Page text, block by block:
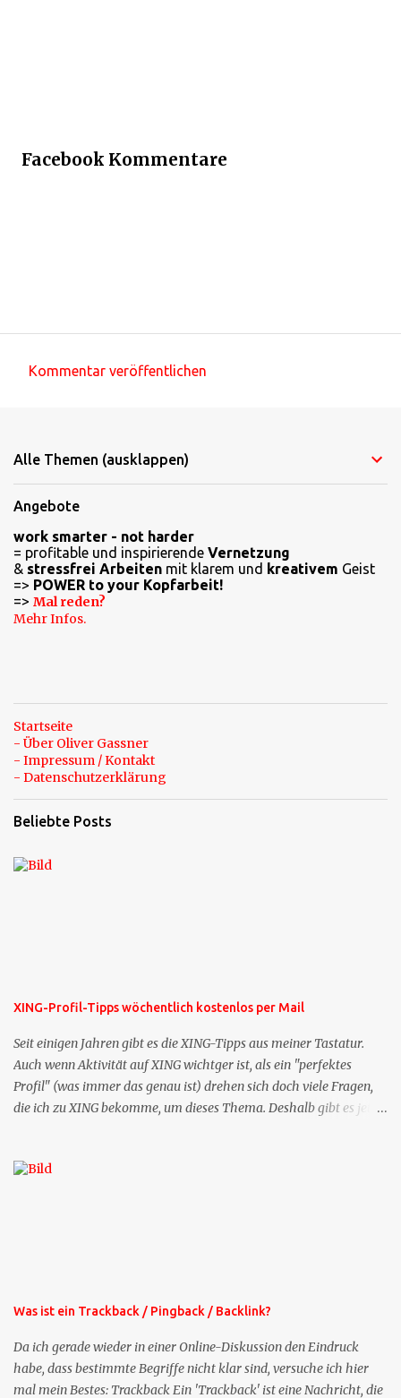
Facebook Kommentare
m
n
t
a
r
e
Kommentar veröffentlichen
Alle Themen (ausklappen)
Angebote
work smarter - not harder
= profitable und inspirierende Vernetzung
& stressfrei Arbeiten mit klarem und kreativem Geist
=> POWER to your Kopfarbeit!
=> Mal reden?
Mehr Infos.
Startseite
- Über Oliver Gassner
- Impressum / Kontakt
- Datenschutzerklärung
Beliebte Posts
XING-Profil-Tipps wöchentlich kostenlos per Mail
Seit einigen Jahren gibt es die XING-Tipps aus meiner Tastatur.
Auch wenn Aktivität auf XING wichtger ist, als ein "perfektes
Profil" (was immer das genau ist) drehen sich doch viele Fragen,
die ich zu XING bekomme, um dieses Thema. Deshalb gibt es jetzt
bekommen Sie kostenlos eine weitere Folge. Die Startsequenz ist 16
Was ist ein Trackback / Pingback / Backlink?
Da ich gerade wieder in einer Online-Diskussion den Eindruck
habe, dass bestimmte Begriffe nicht klar sind, versuche ich hier
mal mein Bestes: Trackback Ein 'Trackback' ist eine Nachricht, die